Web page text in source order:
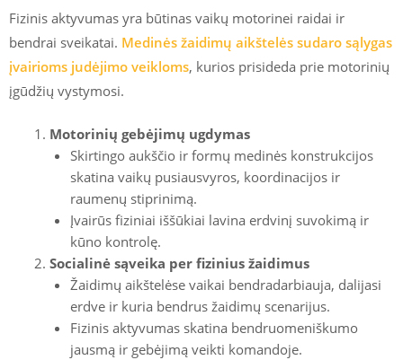
Fizinis aktyvumas yra būtinas vaikų motorinei raidai ir
bendrai sveikatai. Medinės žaidimų aikštelės sudaro sąlygas
įvairioms judėjimo veikloms, kurios prisideda prie motorinių
įgūdžių vystymosi.
Motorinių gebėjimų ugdymas
Skirtingo aukščio ir formų medinės konstrukcijos
skatina vaikų pusiausvyros, koordinacijos ir
raumenų stiprinimą.
Įvairūs fiziniai iššūkiai lavina erdvinį suvokimą ir
kūno kontrolę.
Socialinė sąveika per fizinius žaidimus
Žaidimų aikštelėse vaikai bendradarbiauja, dalijasi
erdve ir kuria bendrus žaidimų scenarijus.
Fizinis aktyvumas skatina bendruomeniškumo
jausmą ir gebėjimą veikti komandoje.